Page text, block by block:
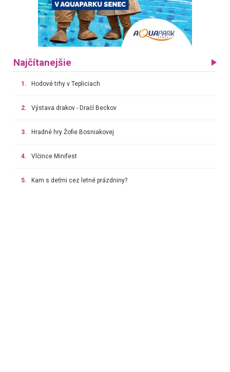
Najčítanejšie
1. Hodové trhy v Tepliciach
2. Výstava drakov - Dračí Beckov
3. Hradné hry Žofie Bosniakovej
4. Vlčince Minifest
5. Kam s deťmi cez letné prázdniny?